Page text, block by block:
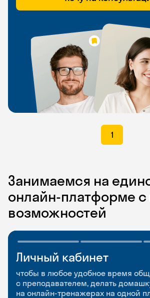
1
Занимаемся на
онлайн-платформе
возможностей
Личный кабинет
чтобы в любое удобное время
с преподавателем, делать
на онлайн-тренажерах на одной
Мобильное
приложение
чтобы заниматься и изучать
Разговорные клубы
и Talks
Групповые занятия для